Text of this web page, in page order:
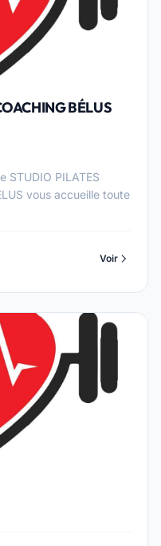
BÉLUS
PILATES
vous accueille toute
Voir